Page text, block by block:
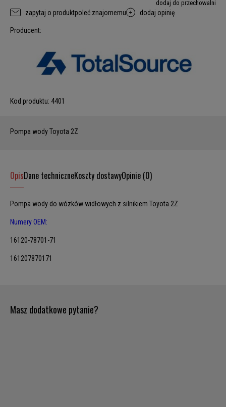
dodaj do przechowalni
zapytaj o produktpoleć znajomemu dodaj opinię
Producent:
Kod produktu: 4401
Pompa wody Toyota 2Z
OpisDane techniczneKoszty dostawyOpinie (0)
Pompa wody do wózków widłowych z silnikiem Toyota 2Z
Numery OEM:
16120-78701-71
161207870171
Masz dodatkowe pytanie?